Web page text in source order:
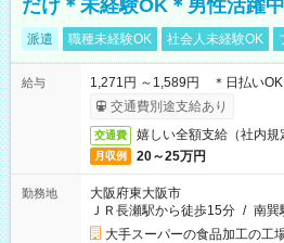
だけ＊未経験OK＊男性活躍中
派遣 職種未経験OK 社会人未経験OK
給与
1,271円 ～1,589円 ＊日払いOK
交通費別途支給あり
交通費 嬉しい全額支給（社内規
月収例 20～25万円
勤務地
大阪府東大阪市
ＪＲ長瀬駅から徒歩15分 / 南巽
大手スーパーの食品加工の工